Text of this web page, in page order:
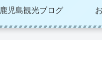
鹿児島観光ブログ